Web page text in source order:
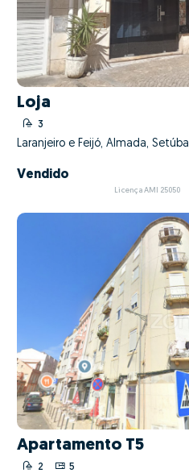
Loja
3
Laranjeiro e Feijó, Almada, Setúbal
Vendido
Licença AMI 25050
Apartamento T5
2 5